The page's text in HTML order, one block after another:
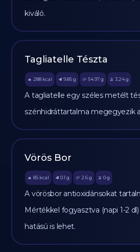
kiváló.
Tagliatelle Tészta
🔥 288 kcal 🥩 9.85 g 🥔 54.97g 🫒 3.24 g
A tagliatelle egy széles metélt
szénhidráttartalma megegyezik
Vörös Bor
🔥 85 kcal 🥩 0.1 g 🥔 2.6g 🫒 0 g
A vörösbor antioxidánsokat
Mértékkel fogyasztva (napi 1-2
hatású is lehet.